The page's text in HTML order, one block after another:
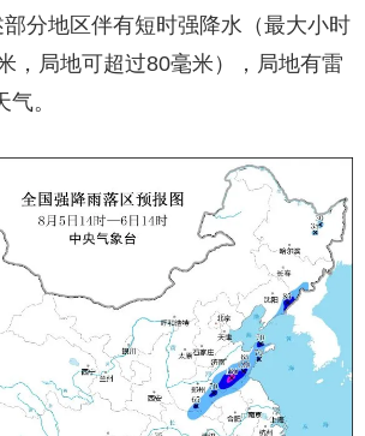
分地区伴有短时强降水（最大小时
，局地可超过80毫米），局地有雷
。